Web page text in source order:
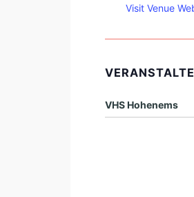
Visit Venue
VHS Hohenems